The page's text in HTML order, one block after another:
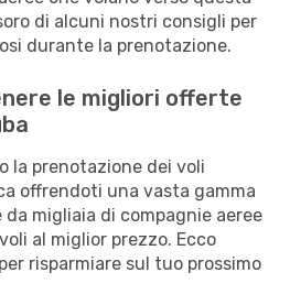
di alcuni nostri consigli per
durante la prenotazione.
le migliori offerte
la prenotazione dei voli
offrendoti una vasta gamma
migliaia di compagnie aeree
al miglior prezzo. Ecco
risparmiare sul tuo prossimo